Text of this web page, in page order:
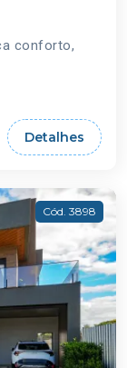
conforto,
Detalhes
Cód. 3898